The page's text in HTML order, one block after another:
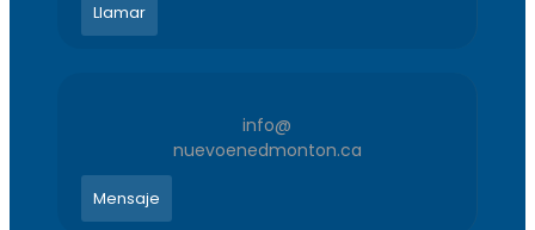
Llamar
info@
nuevoenedmonton.ca
Mensaje